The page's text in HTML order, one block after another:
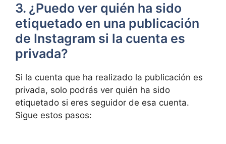
3. ¿Puedo ver quién‍ ha sido
etiquetado en una publicación
de Instagram si la cuenta es
privada?
Si la cuenta ‌que ha ⁤realizado ⁤la publicación es
privada, solo podrás ver quién ha sido
etiquetado si eres ‍seguidor de esa cuenta.
Sigue estos⁤ pasos: